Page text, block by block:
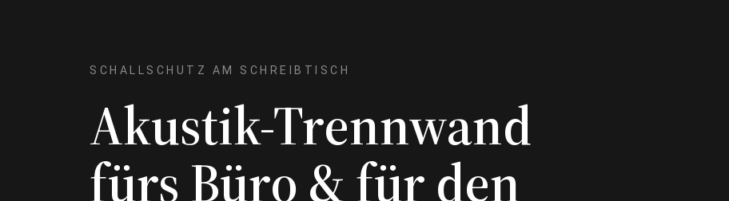
SCHALLSCHUTZ AM SCHREIBTISCH
Akustik-Trennwand
fürs Büro & für den